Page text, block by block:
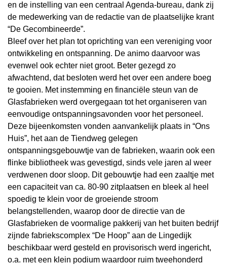
en de instelling van een centraal Agenda-bureau, dank zij
de medewerking van de redactie van de plaatselijke krant
“De Gecombineerde”.
Bleef over het plan tot oprichting van een vereniging voor
ontwikkeling en ontspanning. De animo daarvoor was
evenwel ook echter niet groot. Beter gezegd zo
afwachtend, dat besloten werd het over een andere boeg
te gooien. Met instemming en financiële steun van de
Glasfabrieken werd overgegaan tot het organiseren van
eenvoudige ontspanningsavonden voor het personeel.
Deze bijeenkomsten vonden aanvankelijk plaats in “Ons
Huis”, het aan de Tiendweg gelegen
ontspanningsgebouwtje van de fabrieken, waarin ook een
flinke bibliotheek was gevestigd, sinds vele jaren al weer
verdwenen door sloop. Dit gebouwtje had een zaaltje met
een capaciteit van ca. 80-90 zitplaatsen en bleek al heel
spoedig te klein voor de groeiende stroom
belangstellenden, waarop door de directie van de
Glasfabrieken de voormalige pakkerij van het buiten bedrijf
zijnde fabriekscomplex “De Hoop” aan de Lingedijk
beschikbaar werd gesteld en provisorisch werd ingericht,
o.a. met een klein podium waardoor ruim tweehonderd